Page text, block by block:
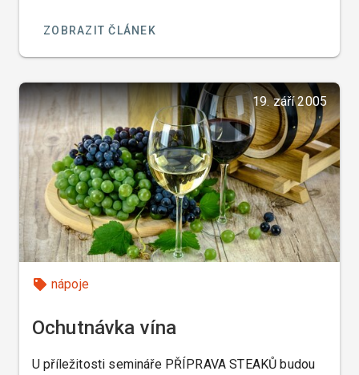
poslední návštěvě Mexika tak trochu okoukl.
ZOBRAZIT ČLÁNEK
19. září 2005
nápoje
Ochutnávka vína
U příležitosti semináře PŘÍPRAVA STEAKŮ budou